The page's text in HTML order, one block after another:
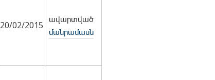
20/02/2015
ավարտված
մանրամասն